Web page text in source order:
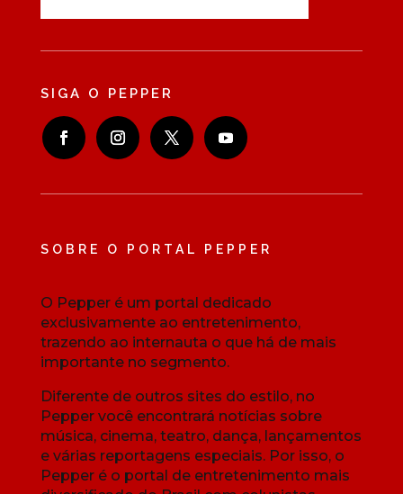
SIGA O PEPPER
SOBRE O PORTAL PEPPER
O Pepper é um portal dedicado
exclusivamente ao entretenimento,
trazendo ao internauta o que há de mais
importante no segmento.
Diferente de outros sites do estilo, no
Pepper você encontrará notícias sobre
música, cinema, teatro, dança, lançamentos
e várias reportagens especiais. Por isso, o
Pepper é o portal de entretenimento mais